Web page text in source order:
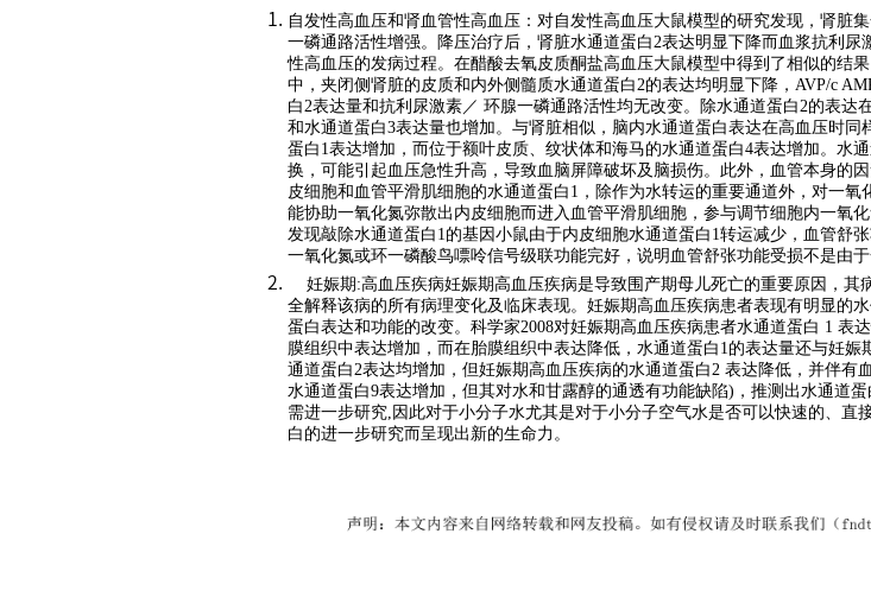
自发性高血压和肾血管性高血压：对自发性高血压大鼠模型的研究发现，肾脏
一磷通路活性增强。降压治疗后，肾脏水通道蛋白2表达明显下降而血浆抗利
性高血压的发病过程。在醋酸去氧皮质酮盐高血压大鼠模型中得到了相似的结
中，夹闭侧肾脏的皮质和内外侧髓质水通道蛋白2的表达均明显下降，AVP/c
白2表达量和抗利尿激素／ 环腺一磷通路活性均无改变。除水通道蛋白2的表达
和水通道蛋白3表达量也增加。与肾脏相似，脑内水通道蛋白表达在高血压时
蛋白1表达增加，而位于额叶皮质、纹状体和海马的水通道蛋白4表达增加。水
换，可能引起血压急性升高，导致血脑屏障破坏及脑损伤。此外，血管本身的
皮细胞和血管平滑肌细胞的水通道蛋白1，除作为水转运的重要通道外，对一
能协助一氧化氮弥散出内皮细胞而进入血管平滑肌细胞，参与调节细胞内一氧
发现敲除水通道蛋白1的基因小鼠由于内皮细胞水通道蛋白1转运减少，血管舒
一氧化氮或环一磷酸鸟嘌呤信号级联功能完好，说明血管舒张功能受损不是由
妊娠期:高血压疾病妊娠期高血压疾病是导致围产期母儿死亡的重要原因，
全解释该病的所有病理变化及临床表现。妊娠期高血压疾病患者表现有明显的
蛋白表达和功能的改变。科学家2008对妊娠期高血压疾病患者水通道蛋白 1 表
膜组织中表达增加，而在胎膜组织中表达降低，水通道蛋白1的表达量还与妊
通道蛋白2表达均增加，但妊娠期高血压疾病的水通道蛋白2 表达降低，并伴
水通道蛋白9表达增加，但其对水和甘露醇的通透有功能缺陷)，推测出水通道
需进一步研究,因此对于小分子水尤其是对于小分子空气水是否可以快速的、
白的进一步研究而呈现出新的生命力。